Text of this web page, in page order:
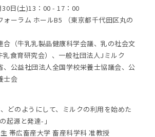
日(土)13：00 - 17：00
ーラム ホールB5 （東京都千代田区丸の
（牛乳乳製品健康科学会議、乳の社会文
乳食育研究会）、一般社団法人Jミルク
公益社団法人全国学校栄養士協議会、公
士会
、どのようにして、ミルクの利用を始めた
源と発達-」
帯広畜産大学 畜産科学科 准教授